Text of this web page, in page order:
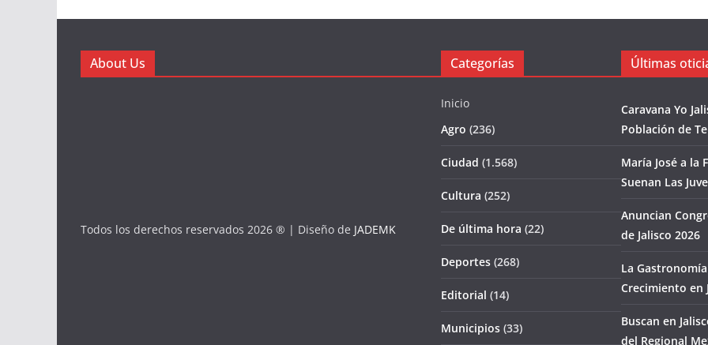
About Us
Todos los derechos reservados 2026 ® | Diseño de JADEMK
Categorías
Inicio
Agro (236)
Ciudad (1.568)
Cultura (252)
De última hora (22)
Deportes (268)
Editorial (14)
Municipios (33)
Últimas
Caravana Yo
Población de
María José a la
Suenan Las
Anuncian
de Jalisco 2026
La
Crecimiento en
Buscan en
del Regional